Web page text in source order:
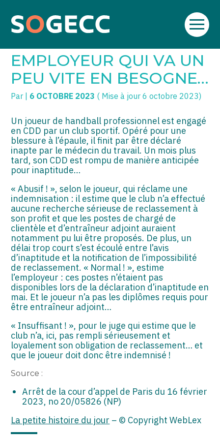
Aller
SOGECC – Coignières
SOGECC – Noisy
SOGECC – République
SOGECC – Turbigo
TPE/PME
COMMERÇANTS
GROUPE
SCI / LMNP
PROFESSIONS LIBÉRALES
HOLDING
PARTICULIERS
IMPATRIÉ / EXPATRIÉ
ASSOCIATIONS
START-UP
SECTEUR AUDIOVISUEL
Créer et reprendre une activité
Gérer votre quotidien
Piloter votre entreprise
Développer votre entreprise
Construire votre patrimoine
Être prêt pour la facturation
électronique
C’EST L’HISTOIRE D’UN
EMPLOYEUR QUI VA UN
PEU VITE EN BESOGNE…
Par 6 OCTOBRE 2023 ( Mise à jour 6 octobre 2023)
Un joueur de handball professionnel est engagé
en CDD par un club sportif. Opéré pour une
blessure à l’épaule, il finit par être déclaré
inapte par le médecin du travail. Un mois plus
tard, son CDD est rompu de manière anticipée
pour inaptitude…
« Abusif ! », selon le joueur, qui réclame une
indemnisation : il estime que le club n’a effectué
aucune recherche sérieuse de reclassement à
son profit et que les postes de chargé de
clientèle et d’entraîneur adjoint auraient
notamment pu lui être proposés. De plus, un
délai trop court s’est écoulé entre l’avis
d’inaptitude et la notification de l’impossibilité
de reclassement. « Normal ! », estime
l’employeur : ces postes n’étaient pas
disponibles lors de la déclaration d’inaptitude en
mai. Et le joueur n’a pas les diplômes requis pour
être entraîneur adjoint…
« Insuffisant ! », pour le juge qui estime que le
club n’a, ici, pas rempli sérieusement et
loyalement son obligation de reclassement… et
que le joueur doit donc être indemnisé !
Source :
Arrêt de la cour d’appel de Paris du 16 février
2023, no 20/05826 (NP)
La petite histoire du jour – © Copyright WebLex